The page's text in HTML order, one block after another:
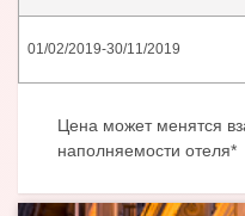
01/02/2019-30/11/2019
Цена может менятся
наполняемости отеля*